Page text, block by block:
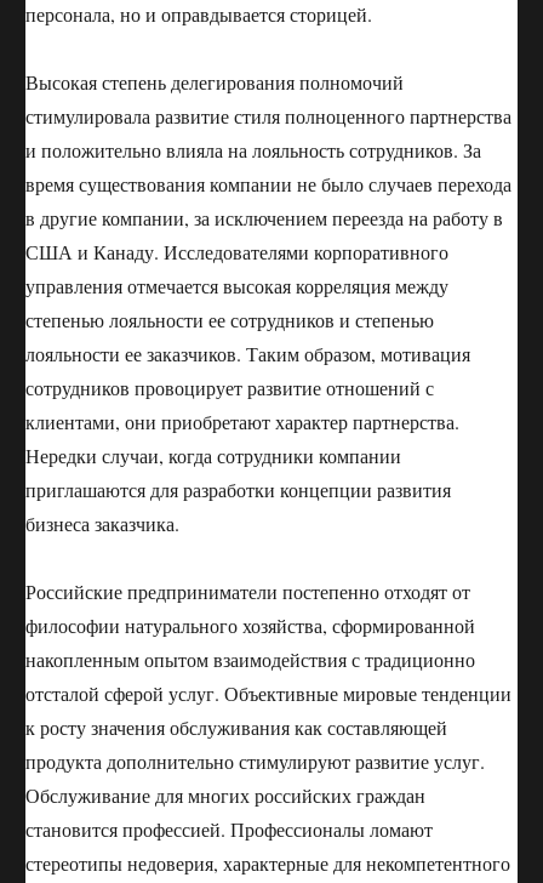
персонала, но и оправдывается сторицей.
Высокая степень делегирования полномочий
стимулировала развитие стиля полноценного партнерства
и положительно влияла на лояльность сотрудников. За
время существования компании не было случаев перехода
в другие компании, за исключением переезда на работу в
США и Канаду. Исследователями корпоративного
управления отмечается высокая корреляция между
степенью лояльности ее сотрудников и степенью
лояльности ее заказчиков. Таким образом, мотивация
сотрудников провоцирует развитие отношений с
клиентами, они приобретают характер партнерства.
Нередки случаи, когда сотрудники компании
приглашаются для разработки концепции развития
бизнеса заказчика.
Российские предприниматели постепенно отходят от
философии натурального хозяйства, сформированной
накопленным опытом взаимодействия с традиционно
отсталой сферой услуг. Объективные мировые тенденции
к росту значения обслуживания как составляющей
продукта дополнительно стимулируют развитие услуг.
Обслуживание для многих российских граждан
становится профессией. Профессионалы ломают
стереотипы недоверия, характерные для некомпетентного